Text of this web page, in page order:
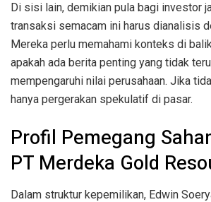
Di sisi lain, demikian pula bagi investor
transaksi semacam ini harus dianalisis
Mereka perlu memahami konteks di
apakah ada berita penting yang tidak
mempengaruhi nilai perusahaan. Jika
hanya pergerakan spekulatif di pasar.
Profil Pemegang
PT Merdeka Gold
Dalam struktur kepemilikan, Edwin